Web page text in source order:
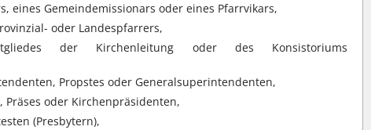
eines Gemeindemissionars oder eines Pfarrvikars,
oder Landespfarrers,
der Kirchenleitung oder des Konsistoriums
Propstes oder Generalsuperintendenten,
Präses oder Kirchenpräsidenten,
(Presbytern),